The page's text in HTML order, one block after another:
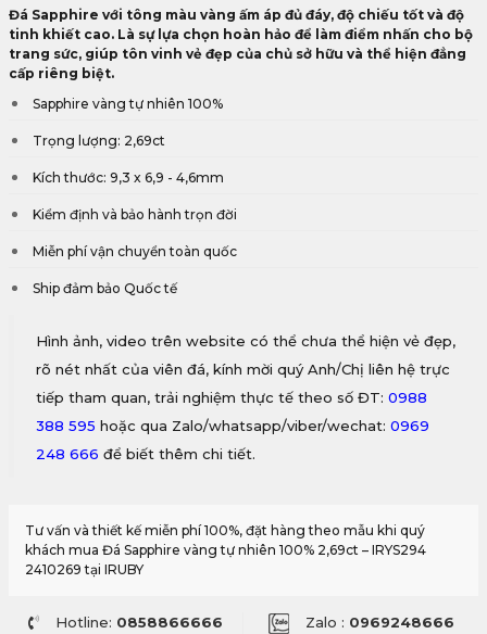
Đá Sapphire với tông màu vàng ấm áp đủ đáy, độ chiếu tốt và độ
tinh khiết cao. Là sự lựa chọn hoàn hảo để làm điểm nhấn cho bộ
trang sức, giúp tôn vinh vẻ đẹp của chủ sở hữu và thể hiện đẳng
cấp riêng biệt.
Sapphire vàng tự nhiên 100%
Trọng lượng: 2,69ct
Kích thước: 9,3 x 6,9 - 4,6mm
Kiểm định và bảo hành trọn đời
Miễn phí vận chuyển toàn quốc
Ship đảm bảo Quốc tế
Hình ảnh, video trên website có thể chưa thể hiện vẻ đẹp,
rõ nét nhất của viên đá, kính mời quý Anh/Chị liên hệ trực
tiếp tham quan, trải nghiệm thực tế theo số ĐT: 0988
388 595 hoặc qua Zalo/whatsapp/viber/wechat: 0969
248 666 để biết thêm chi tiết.
Tư vấn và thiết kế miễn phí 100%, đặt hàng theo mẫu khi quý
khách mua Đá Sapphire vàng tự nhiên 100% 2,69ct – IRYS294
2410269 tại IRUBY
Hotline: 0858866666 Zalo : 0969248666